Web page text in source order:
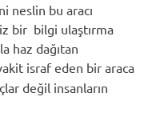
neslin bu aracı
bir bilgi ulaştırma
haz dağıtan
israf eden bir araca
değil insanların